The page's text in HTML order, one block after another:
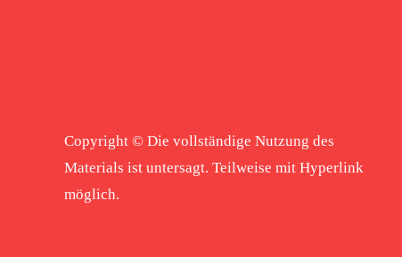
Copyright © Die vollständige Nutzung des
Materials ist untersagt. Teilweise mit Hyperlink
möglich.